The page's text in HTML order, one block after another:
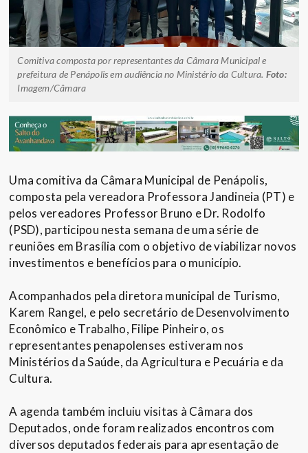
Comitiva composta por representantes da Câmara Municipal e
prefeitura de Penápolis em audiência no Ministério da Cultura. Foto:
Imagem/Câmara
Uma comitiva da Câmara Municipal de Penápolis,
composta pela vereadora Professora Jandineia (PT) e
pelos vereadores Professor Bruno e Dr. Rodolfo
(PSD), participou nesta semana de uma série de
reuniões em Brasília com o objetivo de viabilizar novos
investimentos e benefícios para o município.
Acompanhados pela diretora municipal de Turismo,
Karem Rangel, e pelo secretário de Desenvolvimento
Econômico e Trabalho, Filipe Pinheiro, os
representantes penapolenses estiveram nos
Ministérios da Saúde, da Agricultura e Pecuária e da
Cultura.
A agenda também incluiu visitas à Câmara dos
Deputados, onde foram realizados encontros com
diversos deputados federais para apresentação de